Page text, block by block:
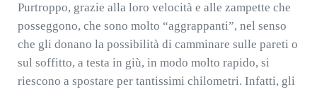
Purtroppo, grazie alla loro velocità e alle zampette che
posseggono, che sono molto “aggrappanti”, nel senso
che gli donano la possibilità di camminare sulle pareti o
sul soffitto, a testa in giù, in modo molto rapido, si
riescono a spostare per tantissimi chilometri. Infatti, gli